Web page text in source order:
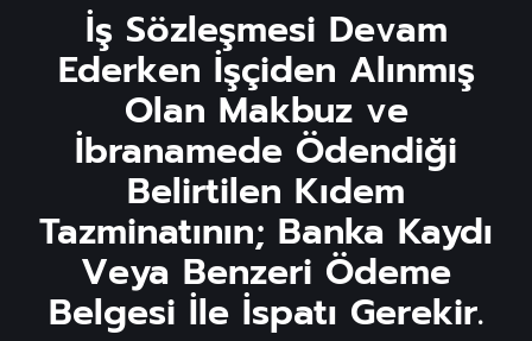
İş Sözleşmesi Devam
Ederken İşçiden Alınmış
Olan Makbuz ve
İbranamede Ödendiği
Belirtilen Kıdem
Tazminatının; Banka Kaydı
Veya Benzeri Ödeme
Belgesi İle İspatı Gerekir.